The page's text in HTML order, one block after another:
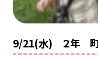
9/21(水) ２年 町